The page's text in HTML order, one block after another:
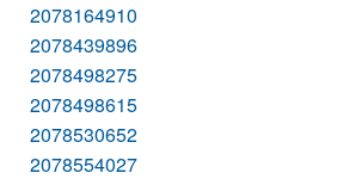
2078164910
2078439896
2078498275
2078498615
2078530652
2078554027